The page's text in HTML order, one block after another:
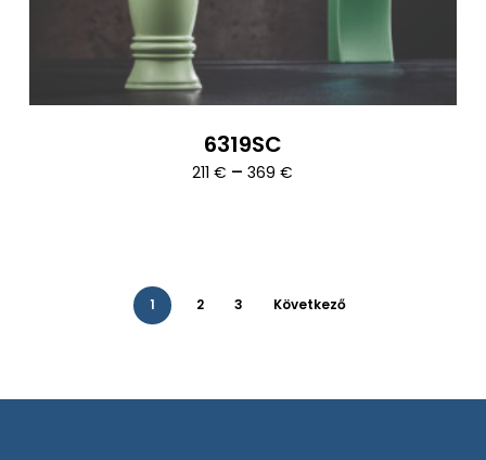
6319SC
211€ – 369€
1 2 3 Következő